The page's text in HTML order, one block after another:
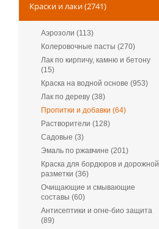
Краски и лаки (2741)
Аэрозоли (113)
Колеровочные пасты (270)
Лак по кирпичу, камню и бетону
(15)
Краска на водной основе (953)
Лак по дереву (38)
Пропитки и добавки (64)
Растворители (128)
Садовые (3)
Эмаль по ржавчине (201)
Краска для бордюров и дорожной
разметки (36)
Очищающие и смывающие
составы (60)
Антисептики и огне-био защита
(89)